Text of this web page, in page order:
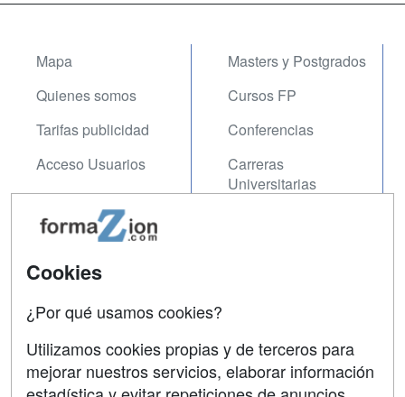
Mapa
Quienes somos
Tarifas publicidad
Acceso Usuarios
Acceso Centros
Masters y Postgrados
Cursos FP
Conferencias
Carreras
Universitarias
Contactar
Confidencialidad
Aviso legal
Copyleft
Cookies
¿Por qué usamos cookies?
Utilizamos cookies propias y de terceros para
mejorar nuestros servicios, elaborar información